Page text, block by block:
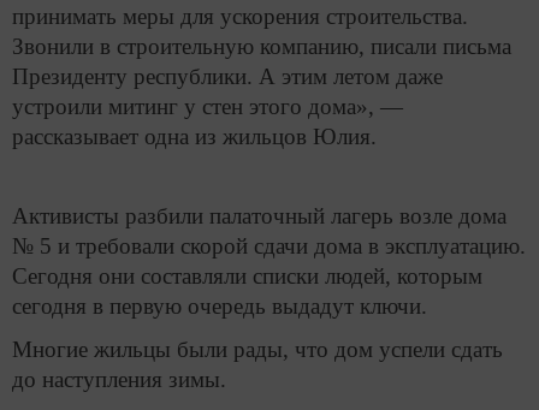
принимать меры для ускорения строительства.
Звонили в строительную компанию, писали письма
Президенту республики. А этим летом даже
устроили митинг у стен этого дома», —
рассказывает одна из жильцов Юлия.
Активисты разбили палаточный лагерь возле дома
№ 5 и требовали скорой сдачи дома в эксплуатацию.
Сегодня они составляли списки людей, которым
сегодня в первую очередь выдадут ключи.
Многие жильцы были рады, что дом успели сдать
до наступления зимы.